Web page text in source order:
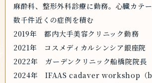
麻酔科、整形外科診療に勤務。心臓カテ
数千件近くの症例を積む
2019年 都内大手美容クリニック勤務
2021年 コスメディカルシンシア銀座院
2022年 ガーデンクリニック船橋院院長
2024年 IFAAS cadaver workshop（